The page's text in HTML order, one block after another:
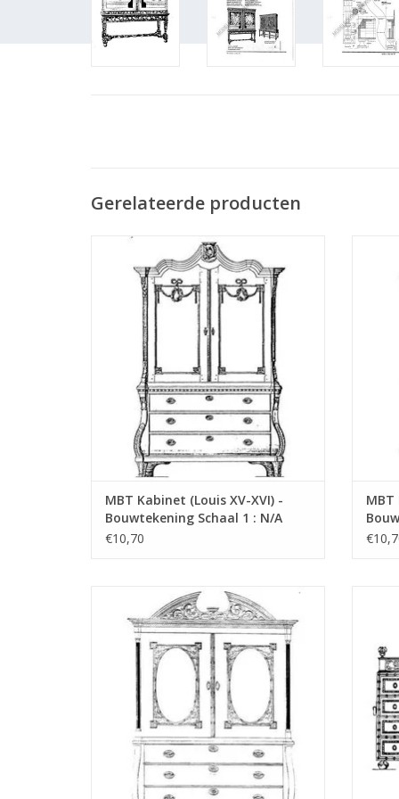
Gerelateerde producten
MBT Kabinet (Louis XV-XVI) - Bouwtekening
Schaal 1 : N/A (45.16.001)
TOEVOEGEN AAN WINKELWAGEN
MBT Kabinet (Louis XV-XVI) -
Bouwtekening Schaal 1 : N/A
(45.16.001)
€10,70
MBT
MBT Gronings boogkabinet -
Bouwtekening Schaal 1 : N/A (45.16.005)
TOEVOEGEN AAN WINKELWAGEN